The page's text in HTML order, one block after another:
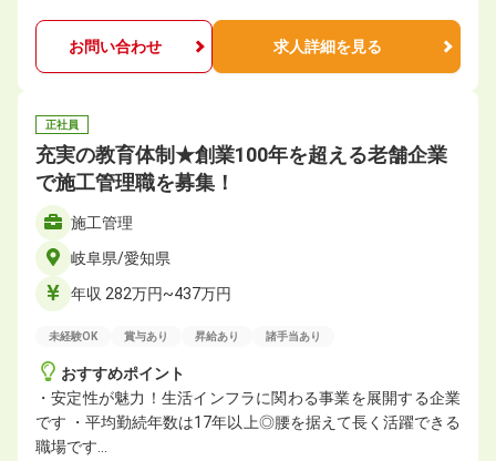
お問い合わせ 求人詳細を見る
正社員
充実の教育体制★創業100年を超える老舗企業
で施工管理職を募集！
施工管理
岐阜県/愛知県
年収 282万円~437万円
未経験OK 賞与あり 昇給あり 諸手当あり
おすすめポイント
・安定性が魅力！生活インフラに関わる事業を展開する企業
です ・平均勤続年数は17年以上◎腰を据えて長く活躍できる
職場です…